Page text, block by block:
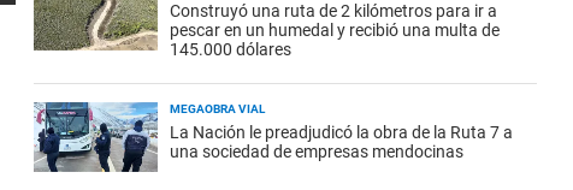
Construyó una ruta de 2 kilómetros para ir a
pescar en un humedal y recibió una multa de
145.000 dólares
MEGAOBRA VIAL
La Nación le preadjudicó la obra de la Ruta 7 a
una sociedad de empresas mendocinas